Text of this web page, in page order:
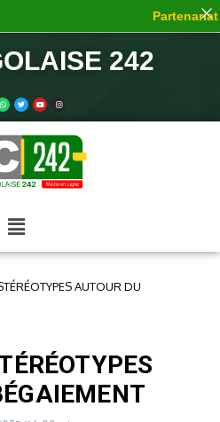
242
AUTOUR DU
Partenariat